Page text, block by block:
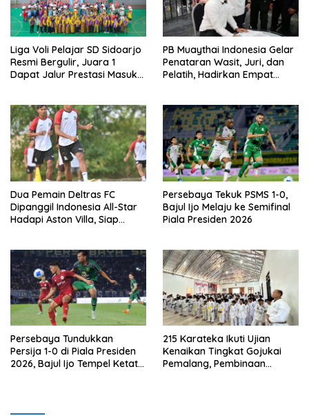
Liga Voli Pelajar SD Sidoarjo
Resmi Bergulir, Juara 1
Dapat Jalur Prestasi Masuk
PB Muaythai Indonesia Gelar
Penataran Wasit, Juri, dan
Pelatih, Hadirkan Empat
Dua Pemain Deltras FC
Dipanggil Indonesia All-Star
Hadapi Aston Villa, Siap
Persebaya Tekuk PSMS 1-0,
Bajul Ijo Melaju ke Semifinal
Piala Presiden 2026
Persebaya Tundukkan
Persija 1-0 di Piala Presiden
2026, Bajul Ijo Tempel Ketat
215 Karateka Ikuti Ujian
Kenaikan Tingkat Gojukai
Pemalang, Pembinaan